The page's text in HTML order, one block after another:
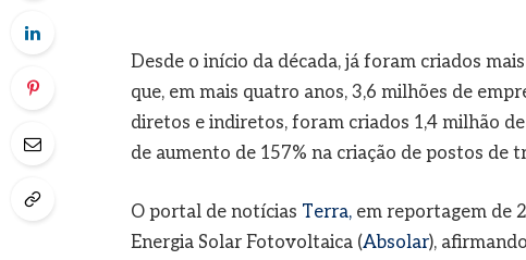
Desde o início da década, já foram criados
que, em mais quatro anos, 3,6 milhões de
diretos e indiretos, foram criados 1,4 milhão
de aumento de 157% na criação de postos de
O portal de notícias Terra,em reportagem de
Energia Solar Fotovoltaica (Absolar),